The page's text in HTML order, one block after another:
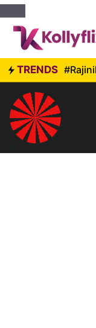
Skip
content
TRENDS